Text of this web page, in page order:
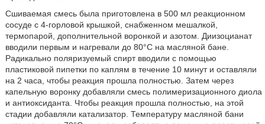
Сшиваемая смесь была приготовлена в 500 мл реакционном
сосуде с 4-горловой крышкой, снабженном мешалкой,
термопарой, дополнительной воронкой и азотом. Диизоцианат
вводили первым и нагревали до 80°C на масляной бане.
Радикально поляризуемый спирт вводили с помощью
пластиковой пипетки по каплям в течение 10 минут и оставляли
на 2 часа, чтобы реакция прошла полностью. Затем через
капельную воронку добавляли смесь полимеризационного диола
и антиоксиданта. Чтобы реакция прошла полностью, на этой
стадии добавляли катализатор. Температуру масляной бани